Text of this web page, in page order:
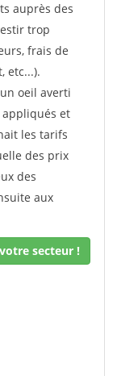
auprès des
trop
frais de
etc...).
oeil averti
et
les tarifs
des prix
des
aux
secteur !